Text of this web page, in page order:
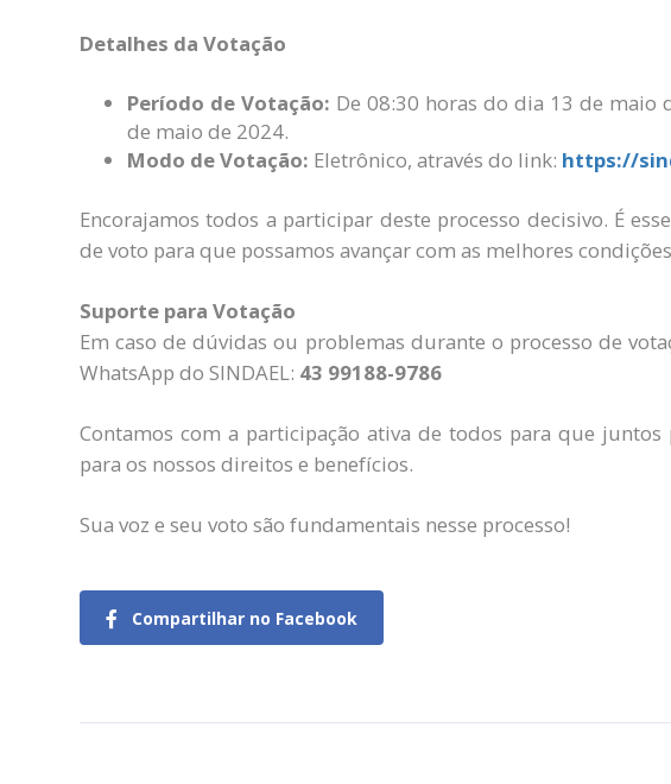
Detalhes da Votação
Período de Votação: De 08:30 horas do dia 13 de maio
de maio de 2024.
Modo de Votação: Eletrônico, através do link: https://
Encorajamos todos a participar deste processo decisivo. É
de voto para que possamos avançar com as melhores
Suporte para Votação
Em caso de dúvidas ou problemas durante o processo de
WhatsApp do SINDAEL: 43 99188-9786
Contamos com a participação ativa de todos para que
para os nossos direitos e benefícios.
Sua voz e seu voto são fundamentais nesse processo!
Compartilhar no Facebook